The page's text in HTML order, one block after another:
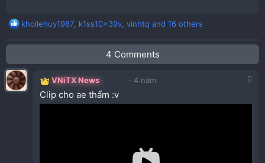
s
R
a
t
i
o
khoilehuy1987, k1ss10x39v, vinhtq and 16 others
4 Comments
VNiTX News 4 năm
Clip cho ae thẩm :v